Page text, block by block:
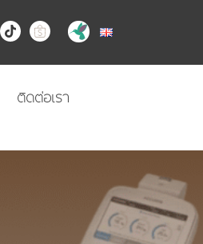
T
i
t
ติดต่อเรา